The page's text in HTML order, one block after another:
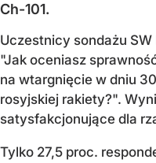
Ch-101.
Uczestnicy sondażu
"Jak oceniasz
na wtargnięcie w dniu
rosyjskiej rakiety?".
satysfakcjonujące dla
Tylko 27,5 proc.